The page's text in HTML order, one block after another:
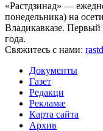
«Растдзинад» —
понедельника) на
Владикавказе.
года.
Свяжитесь с нами:
Документы
Газет
Редакци
Рекламæ
Карта сайта
Архив